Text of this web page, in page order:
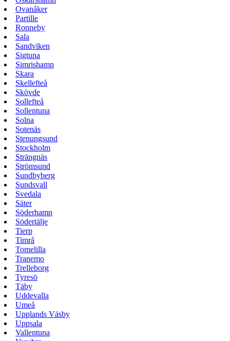
Ovanåker
Partille
Ronneby
Sala
Sandviken
Sigtuna
Simrishamn
Skara
Skellefteå
Skövde
Sollefteå
Sollentuna
Solna
Sotenäs
Stenungsund
Stockholm
Strängnäs
Strömsund
Sundbyberg
Sundsvall
Svedala
Säter
Söderhamn
Södertälje
Tierp
Timrå
Tomelilla
Tranemo
Trelleborg
Tyresö
Täby
Uddevalla
Umeå
Upplands Väsby
Uppsala
Vallentuna